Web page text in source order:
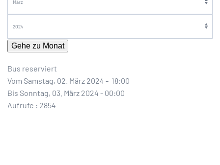
Gehe zu Monat
Bus reserviert
Vom Samstag, 02. März 2024 - 18:00
Bis Sonntag, 03. März 2024 - 00:00
Aufrufe : 2854